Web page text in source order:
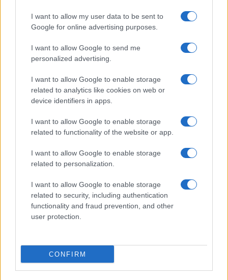
I want to allow my user data to be sent to
Google for online advertising purposes.
I want to allow Google to send me
personalized advertising.
I want to allow Google to enable storage
related to analytics like cookies on web or
device identifiers in apps.
I want to allow Google to enable storage
related to functionality of the website or app.
I want to allow Google to enable storage
related to personalization.
I want to allow Google to enable storage
related to security, including authentication
functionality and fraud prevention, and other
user protection.
CONFIRM
racconta frottole. Ma non ci sorprendiamo, anzi.
Parliamo di partiti e leader totalmente
scollegati dalla realtà,distanti anni luce dai veri
bisogni della gente. Insieme a loro troviamo le
, che stanno tentando in ogni
modo a bloccare un’azione doverosa come
ostacolare i flussi illegali, in primis per tutelare la
maggioranza. “Anche la Francia sostiene il
appoggiando la posizione del Governo italiano
innanzi alla Corte di Giustizia Europea, insieme ad
altri 14 Paesi Ue. Solo la sinistra italiana,
presidente Meloni, apprezzata in Europa anche da
diversi esecutivi di sinistra” così un post di Fratelli